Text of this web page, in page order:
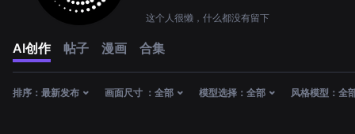
这个人很懒，什么都没有留下
AI创作 帖子 漫画 合集
排序： 最新发布 画面尺寸 ： 全部 模型选择： 全部 风格模型： 全